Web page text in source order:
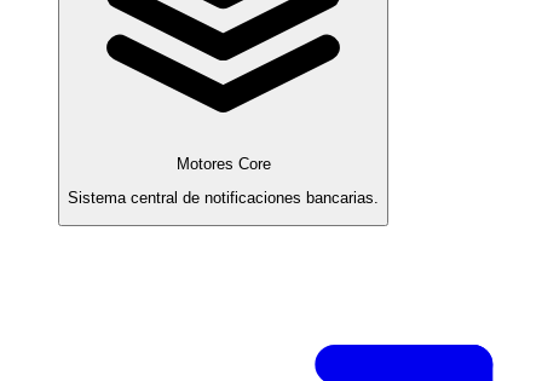
Motores Core
Sistema central de notificaciones bancarias.